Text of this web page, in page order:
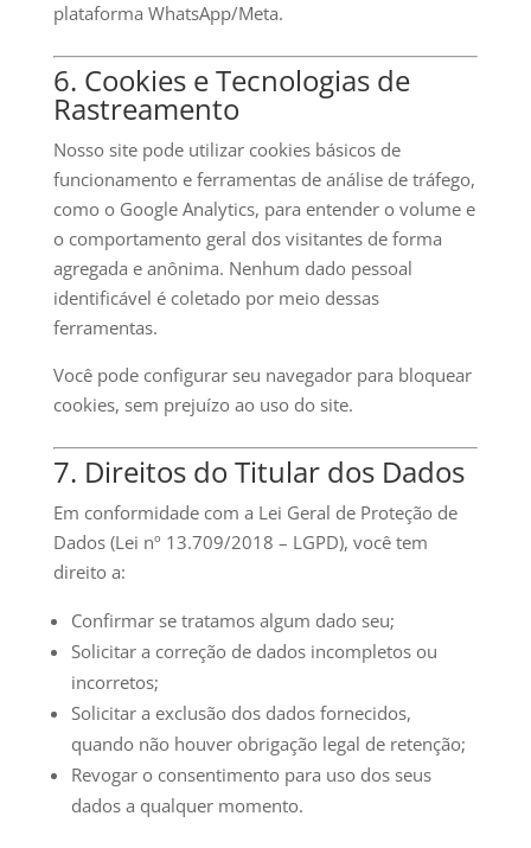
plataforma WhatsApp/Meta.
6. Cookies e Tecnologias de
Rastreamento
Nosso site pode utilizar cookies básicos de
funcionamento e ferramentas de análise de tráfego,
como o Google Analytics, para entender o volume e
o comportamento geral dos visitantes de forma
agregada e anônima. Nenhum dado pessoal
identificável é coletado por meio dessas
ferramentas.
Você pode configurar seu navegador para bloquear
cookies, sem prejuízo ao uso do site.
7. Direitos do Titular dos Dados
Em conformidade com a Lei Geral de Proteção de
Dados (Lei nº 13.709/2018 – LGPD), você tem
direito a:
Confirmar se tratamos algum dado seu;
Solicitar a correção de dados incompletos ou
incorretos;
Solicitar a exclusão dos dados fornecidos,
quando não houver obrigação legal de retenção;
Revogar o consentimento para uso dos seus
dados a qualquer momento.